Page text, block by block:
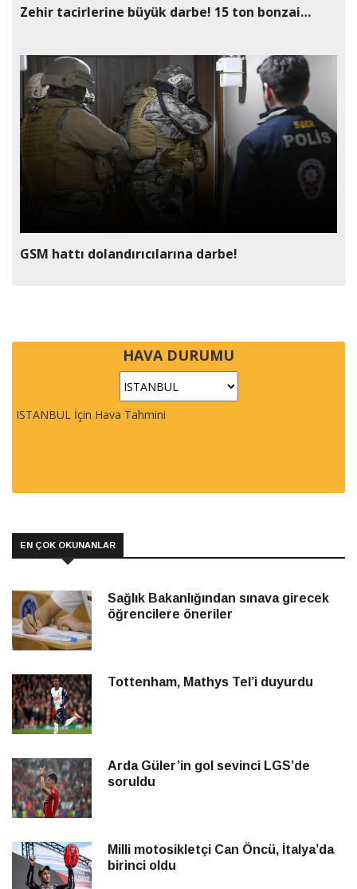
Zehir tacirlerine büyük darbe! 15 ton bonzai…
GSM hattı dolandırıcılarına darbe!
HAVA DURUMU
ISTANBUL İçin Hava Tahmini
EN ÇOK OKUNANLAR
Sağlık Bakanlığından sınava girecek
öğrencilere öneriler
Tottenham, Mathys Tel’i duyurdu
Arda Güler’in gol sevinci LGS’de
soruldu
Milli motosikletçi Can Öncü, İtalya’da
birinci oldu